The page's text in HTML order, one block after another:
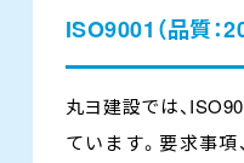
ISO9001（品質：
丸ヨ建設では、
ています。要求事項